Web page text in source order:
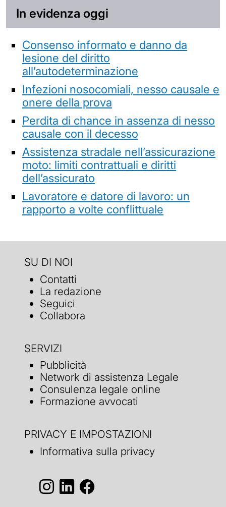
In evidenza oggi
Consenso informato e danno da
lesione del diritto
all’autodeterminazione
Infezioni nosocomiali, nesso causale e
onere della prova
Perdita di chance in assenza di nesso
causale con il decesso
Assistenza stradale nell’assicurazione
moto: limiti contrattuali e diritti
dell’assicurato
Lavoratore e datore di lavoro: un
rapporto a volte conflittuale
SU DI NOI
Contatti
La redazione
Seguici
Collabora
SERVIZI
Pubblicità
Network di assistenza Legale
Consulenza legale online
Formazione avvocati
PRIVACY E IMPOSTAZIONI
Informativa sulla privacy